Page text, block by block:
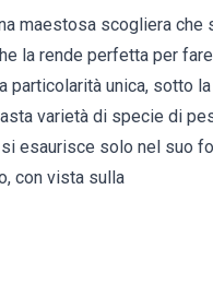
maestosa scogliera che
la rende perfetta per
particolarità unica, sotto
varietà di specie di
esaurisce solo nel suo
con vista sulla